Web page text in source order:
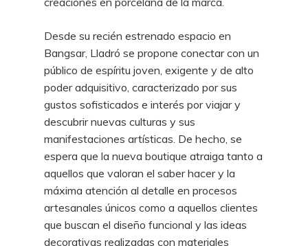
Desde su recién estrenado espacio en
Bangsar, Lladró se propone conectar con un
público de espíritu joven, exigente y de alto
poder adquisitivo, caracterizado por sus
gustos sofisticados e interés por viajar y
descubrir nuevas culturas y sus
manifestaciones artísticas. De hecho, se
espera que la nueva boutique atraiga tanto a
aquellos que valoran el saber hacer y la
máxima atención al detalle en procesos
artesanales únicos como a aquellos clientes
que buscan el diseño funcional y las ideas
decorativas realizadas con materiales